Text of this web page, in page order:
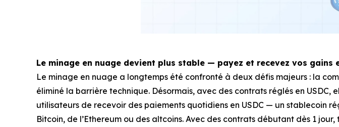
Le minage en nuage devient plus stable — payez et recevez vos gains
Le minage en nuage a longtemps été confronté à deux défis majeurs : la
éliminé la barrière technique. Désormais, avec des contrats réglés en
utilisateurs de recevoir des paiements quotidiens en USDC — un stablecoin
Bitcoin, de l’Ethereum ou des altcoins. Avec des contrats débutant dès 1